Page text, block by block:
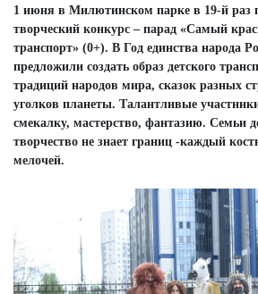
1 июня в Милютинском парке в 19-й раз
творческий конкурс – парад «Самый
транспорт» (0+). В Год единства народа
предложили создать образ детского
традиций народов мира, сказок разных
уголков планеты. Талантливые
смекалку, мастерство, фантазию. Семьи
творчество не знает границ -каждый
мелочей.